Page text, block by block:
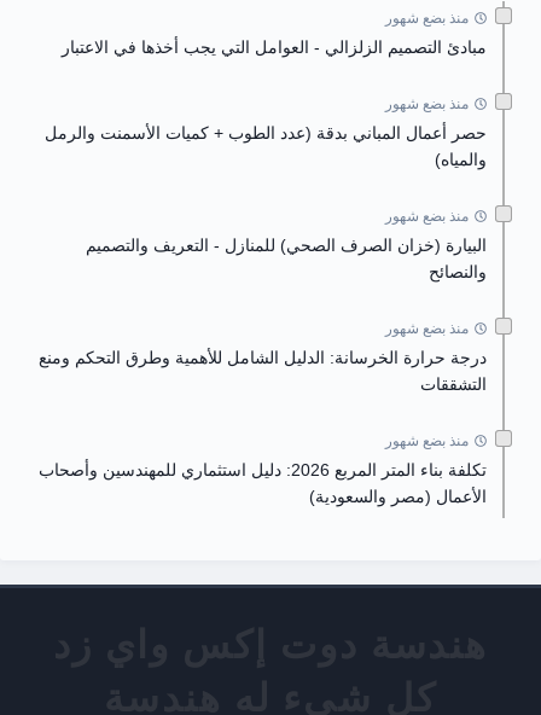
منذ بضع شهور
مبادئ التصميم الزلزالي - العوامل التي يجب أخذها في الاعتبار
منذ بضع شهور
حصر أعمال المباني بدقة (عدد الطوب + كميات الأسمنت والرمل
والمياه)
منذ بضع شهور
البيارة (خزان الصرف الصحي) للمنازل - التعريف والتصميم
والنصائح
منذ بضع شهور
درجة حرارة الخرسانة: الدليل الشامل للأهمية وطرق التحكم ومنع
التشققات
منذ بضع شهور
تكلفة بناء المتر المربع 2026: دليل استثماري للمهندسين وأصحاب
الأعمال (مصر والسعودية)